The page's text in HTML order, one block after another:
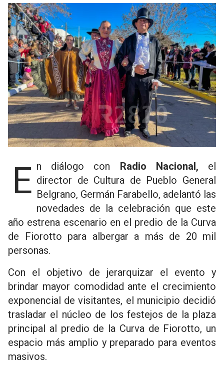
En diálogo con Radio Nacional, el
director de Cultura de Pueblo General
Belgrano, Germán Farabello, adelantó las
novedades de la celebración que este
año estrena escenario en el predio de la Curva
de Fiorotto para albergar a más de 20 mil
personas.
Con el objetivo de jerarquizar el evento y
brindar mayor comodidad ante el crecimiento
exponencial de visitantes, el municipio decidió
trasladar el núcleo de los festejos de la plaza
principal al predio de la Curva de Fiorotto, un
espacio más amplio y preparado para eventos
masivos.